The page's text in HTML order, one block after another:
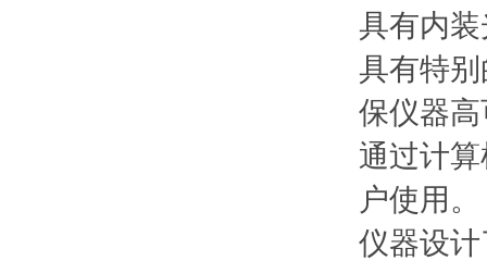
具有内
具有特
保仪器
通过计
户使用。
仪器设